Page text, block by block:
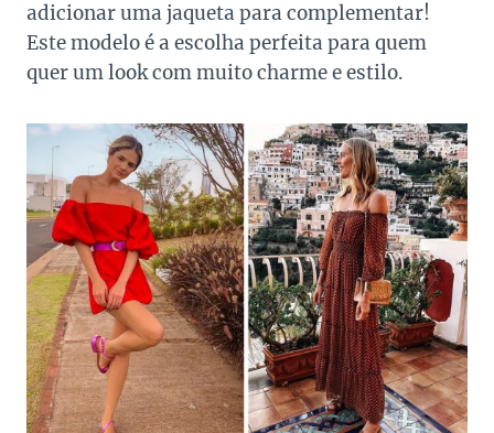
adicionar uma jaqueta para complementar!
Este modelo é a escolha perfeita para quem
quer um look com muito charme e estilo.